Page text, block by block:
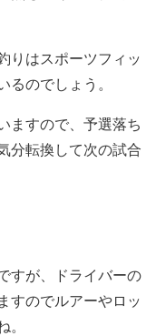
りはスポーツフィッ
のでしょう。
ますので、予選落ち
分転換して次の試合
すが、ドライバーの
すのでルアーやロッ